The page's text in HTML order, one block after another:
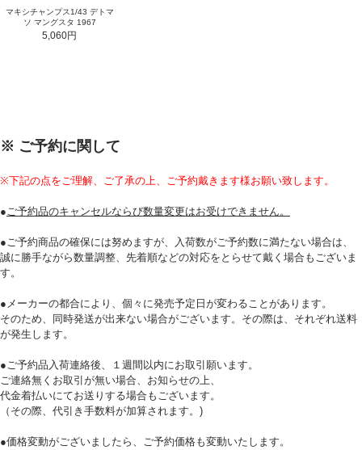
マキシチャンプス1/43 デトマ
ソ マングスタ 1967
5,060円
※ ご予約に関して
※下記の点をご理解、ご了承の上、ご予約戴きます様お願い致します。
● ご予約品のキャンセルならび数量変更はお受けできません。
●ご予約商品の確保には努めますが、入荷数がご予約数に満たない場合は、
誠に勝手ながら数量調整、先着順などの対応をとらせて戴く場合もございま
す。
●メーカーの都合により、個々に発売予定日が変わることがあります。
そのため、同時発送が出来ない場合がございます。その際は、それぞれ送料
が発生します。
●ご予約品入荷連絡後、１週間以内にお取引願います。
ご連絡無くお取引が無い場合、お知らせの上、
代金着払いにてお送りする場合もございます。
（その際、代引き手数料が加算されます。)
●価格変動がございましたら、ご予約価格も変動いたします。